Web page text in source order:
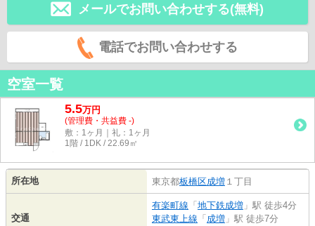
メールでお問い合わせする(無料)
電話でお問い合わせする
空室一覧
5.5万円
(管理費・共益費 -)
敷：1ヶ月｜礼：1ヶ月
1階 / 1DK / 22.69㎡
所在地 東京都板橋区成増 １丁目
交通
有楽町線 「 地下鉄成増 」駅 徒歩4分
東武東上線 「 成増 」駅 徒歩7分